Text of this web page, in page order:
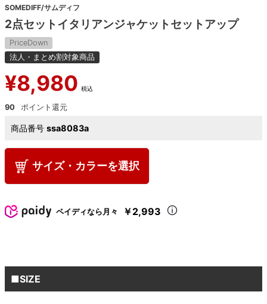
SOMEDIFF/サムディフ
2点セットイタリアンジャケットセットアップ
PriceDown
法人・まとめ割対象商品
¥8,980 税込
90
商品番号 ssa8083a
サイズ・カラーを選択
ペイディなら月々 ￥2,993
■SIZE